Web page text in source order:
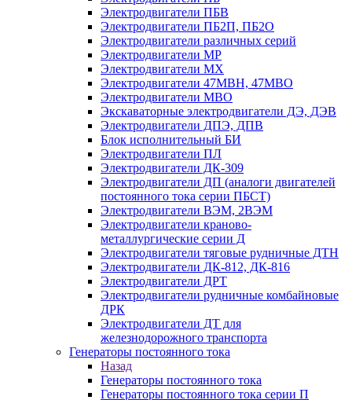
Электродвигатели ПБВ
Электродвигатели ПБ2П, ПБ2О
Электродвигатели различных серий
Электродвигатели МР
Электродвигатели MX
Электродвигатели 47MBH, 47МВО
Электродвигатели MBO
Экскаваторные электродвигатели ДЭ, ДЭВ
Электродвигатели ДПЭ, ДПВ
Блок исполнительный БИ
Электродвигатели ПЛ
Электродвигатели ДК-309
Электродвигатели ДП (аналоги двигателей
постоянного тока серии ПБСТ)
Электродвигатели ВЭМ, 2ВЭМ
Электродвигатели краново-
металлургические серии Д
Электродвигатели тяговые рудничные ДТН
Электродвигатели ДК-812, ДК-816
Электродвигатели ДРТ
Электродвигатели рудничные комбайновые
ДРК
Электродвигатели ДТ для
железнодорожного транспорта
Генераторы постоянного тока
Назад
Генераторы постоянного тока
Генераторы постоянного тока серии П